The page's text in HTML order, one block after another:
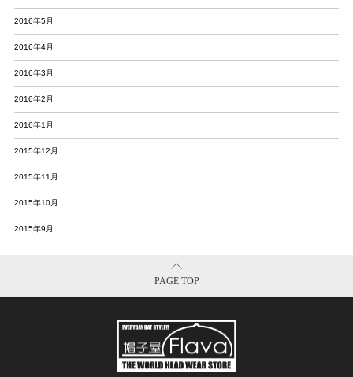
2016年5月
2016年4月
2016年3月
2016年2月
2016年1月
2015年12月
2015年11月
2015年10月
2015年9月
PAGE TOP